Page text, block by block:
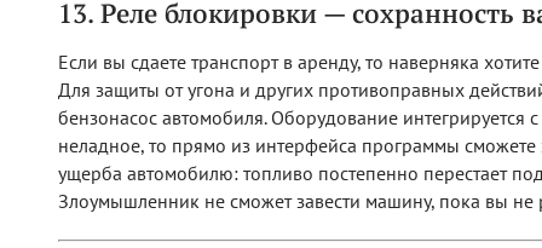
13. Реле блокировки — сохранность
Если вы сдаете транспорт в аренду, то наверняка
Для защиты от угона и других противоправных
бензонасос автомобиля. Оборудование
неладное, то прямо из интерфейса программы сможете
ущерба автомобилю: топливо постепенно перестает
Злоумышленник не сможет завести машину, пока вы не